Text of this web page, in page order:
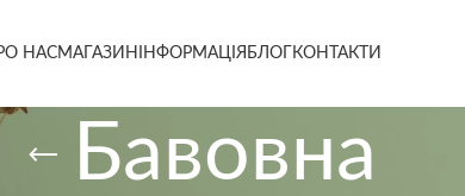
НАСМАГАЗИН ІНФОРМАЦІЯ БЛОГ КОНТАКТИ
Бавовна